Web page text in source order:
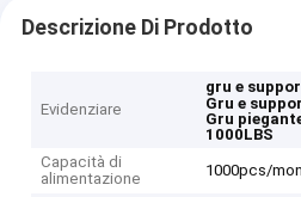
Descrizione Di Prodotto
Evidenziare
gru e
Gru e
Gru
1000LBS
Capacità di
alimentazione
1000pcs/